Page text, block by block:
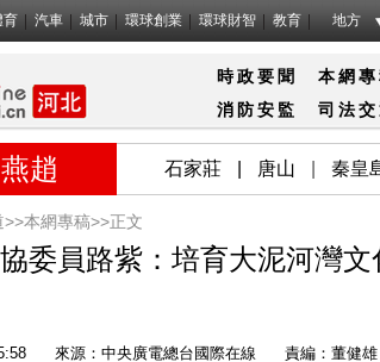
育 汽車 城市 環球創業 環球財智 教育 地方
時政要聞 本網專
消防安監 司法交
趙 石家莊 唐山 秦皇
>>本網專稿>>正文
委員路紫：培育大泥河灣
來源：中央廣電總台國際在線 責編：董健雄